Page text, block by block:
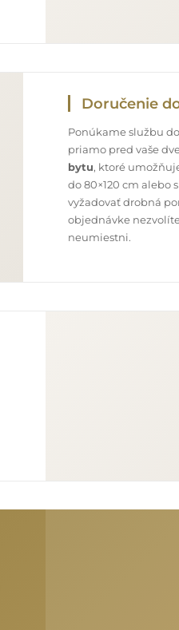
Doručenie
Ponúkame službu
priamo pred vaše
bytu, ktoré
do 80×120 cm alebo
vyžadovať drobná
objednávke
neumiestni.